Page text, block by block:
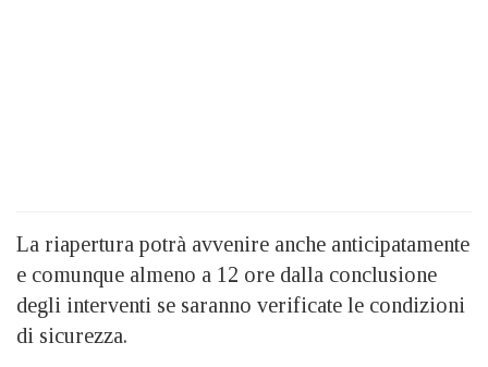
La riapertura potrà avvenire anche anticipatamente
e comunque almeno a 12 ore dalla conclusione
degli interventi se saranno verificate le condizioni
di sicurezza.